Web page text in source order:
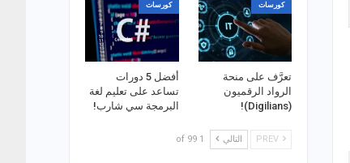
كورسات
تعرَّف على منحة
الرواد الرقميون
(Digilians)!
كورسات
أفضل 5 دورات
تساعد على تعليم لغة
البرمجة سي شارب!
التالي 1 of 99